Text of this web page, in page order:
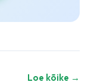
Loe kõike →